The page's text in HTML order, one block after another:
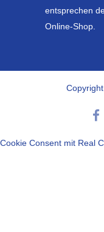
entsprechen
Online-Shop.
Cookie Consent mit Real